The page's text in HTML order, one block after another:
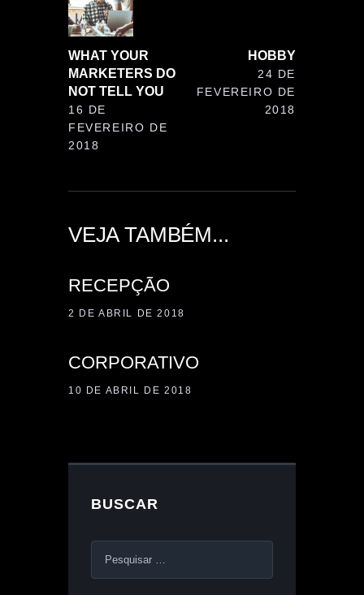
WHAT YOUR
MARKETERS DO
NOT TELL YOU
16 DE
FEVEREIRO DE
2018
HOBBY
24 DE
FEVEREIRO DE
2018
VEJA TAMBÉM...
RECEPÇÃO
2 DE ABRIL DE 2018
CORPORATIVO
10 DE ABRIL DE 2018
BUSCAR